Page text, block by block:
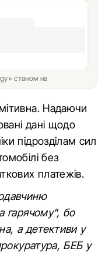
станом на
Надаючи
дані щодо
підрозділам сил
без
платежів.
гарячому", бо
а детективи у
БЕБ у